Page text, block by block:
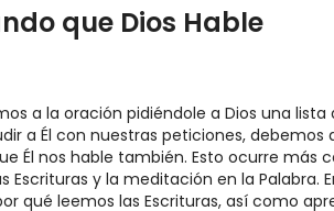
que Dios Hable
a la oración pidiéndole a Dios una lista
a Él con nuestras peticiones, debemos
Él nos hable también. Esto ocurre más
Escrituras y la meditación en la Palabra.
qué leemos las Escrituras, así como